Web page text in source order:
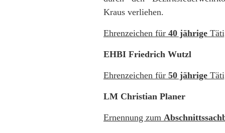
Kraus verliehen.
Ehrenzeichen für 40 jährige
EHBI Friedrich Wutzl
Ehrenzeichen für 50 jährige
LM Christian Planer
Ernennung zum